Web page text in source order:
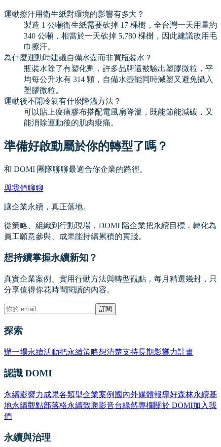
運動擦汗用衛生紙對環境的影響有多大？
製造 1 公噸衛生紙需要砍掉 17 棵樹，全台灣一天用量約
340 公噸，相當於一天砍掉 5,780 棵樹，因此建議改用毛
巾擦汗。
為什麼運動時建議自備水壺而非買瓶裝水？
瓶裝水除了有塑化劑，許多品牌還被驗出塑膠微粒，平
均每公升水有 314 顆，自備水壺能同時減塑又避免攝入
塑膠微粒。
運動後不開冷氣有什麼降溫方法？
可以貼上痠痛膠布搭配電風扇降溫，既能節能減碳，又
能消除運動後的肌肉痠痛。
準備好啟動屬於你的轉型了嗎？
和 DOMI 團隊聊聊最適合你企業的路徑。
與我們聊聊
讓企業永續，真正落地。
從策略、組織到行動現場，DOMI 陪企業把永續目標，轉化為
員工願意參與、成果能持續累積的實踐。
想持續掌握永續新知？
真實企業案例、實用行動方法與轉型觀點，每月精選幾封，只
分享值得你花時間閱讀的內容。
訂閱
探索
辦一場永續活動把永續策略想清楚支持長期影響力計畫
認識 DOMI
永續影響力成果各類型企業案例 國內外媒體報導好森林永續基
地永續觀點部落格永續致勝影音台綠然專欄關於 DOMI加入我
們
永續與治理